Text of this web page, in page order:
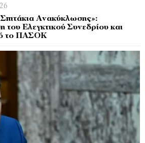
Ανακύκλωσης»:
του Ελεγκτικού Συνεδρίου και
το ΠΑΣΟΚ